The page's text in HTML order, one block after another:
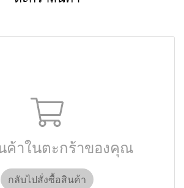
ค้าในตะกร้าของคุณ
กลับไปสั่งซื้อสินค้า